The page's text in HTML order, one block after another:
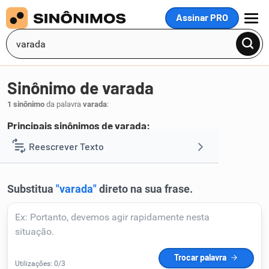
Assinar PRO
MENU
Reescrever Texto
Corrigir Texto
Sinônimo de varada
1 sinônimo da palavra varada:
Principais sinônimos de varada:
1 vergastada.